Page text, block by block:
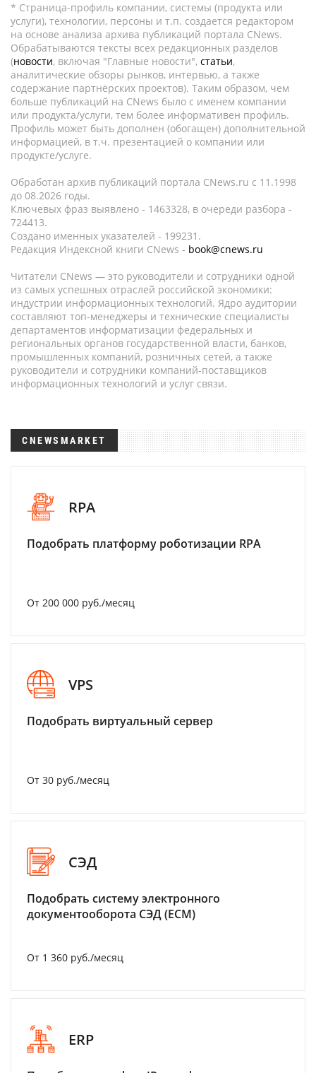
* Страница-профиль компании, системы (продукта или
услуги), технологии, персоны и т.п. создается редактором
на основе анализа архива публикаций портала CNews.
Обрабатываются тексты всех редакционных разделов
(новости, включая "Главные новости", статьи,
аналитические обзоры рынков, интервью, а также
содержание партнёрских проектов). Таким образом, чем
больше публикаций на CNews было с именем компании
или продукта/услуги, тем более информативен профиль.
Профиль может быть дополнен (обогащен) дополнительной
информацией, в т.ч. презентацией о компании или
продукте/услуге.
Обработан архив публикаций портала CNews.ru c 11.1998
до 08.2026 годы.
Ключевых фраз выявлено - 1463328, в очереди разбора -
724413.
Создано именных указателей - 199231.
Редакция Индексной книги CNews - book@cnews.ru
Читатели CNews — это руководители и сотрудники одной
из самых успешных отраслей российской экономики:
индустрии информационных технологий. Ядро аудитории
составляют топ-менеджеры и технические специалисты
департаментов информатизации федеральных и
региональных органов государственной власти, банков,
промышленных компаний, розничных сетей, а также
руководители и сотрудники компаний-поставщиков
информационных технологий и услуг связи.
CNEWSMARKET
RPA
Подобрать платформу роботизации RPA
От 200 000 руб./месяц
VPS
Подобрать виртуальный сервер
От 30 руб./месяц
СЭД
Подобрать систему электронного
документооборота СЭД (ECM)
От 1 360 руб./месяц
ERP